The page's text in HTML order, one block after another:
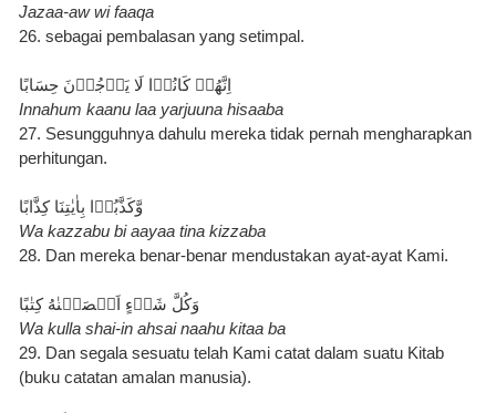
Jazaa-aw wi faaqa
26. sebagai pembalasan yang setimpal.
اِنَّهُمۡ كَانُوۡا لَا يَرۡجُوۡنَ حِسَابًا
Innahum kaanu laa yarjuuna hisaaba
27. Sesungguhnya dahulu mereka tidak pernah mengharapkan
perhitungan.
وَّكَذَّبُوۡا بِاٰيٰتِنَا كِذَّابًا
Wa kazzabu bi aayaa tina kizzaba
28. Dan mereka benar-benar mendustakan ayat-ayat Kami.
وَكُلَّ شَىۡءٍ اَحۡصَيۡنٰهُ كِتٰبًا
Wa kulla shai-in ahsai naahu kitaa ba
29. Dan segala sesuatu telah Kami catat dalam suatu Kitab
(buku catatan amalan manusia).